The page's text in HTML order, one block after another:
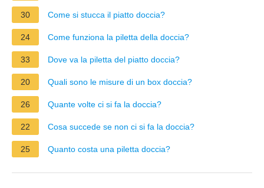
30 Come si stucca il piatto doccia?
24 Come funziona la piletta della doccia?
33 Dove va la piletta del piatto doccia?
20 Quali sono le misure di un box doccia?
26 Quante volte ci si fa la doccia?
22 Cosa succede se non ci si fa la doccia?
25 Quanto costa una piletta doccia?